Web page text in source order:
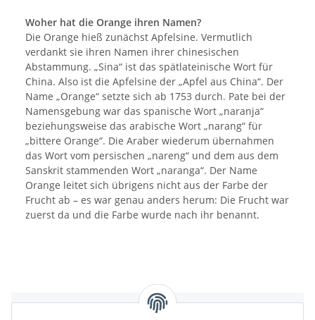
Woher hat die Orange ihren Namen?
Die Orange hieß zunächst Apfelsine. Vermutlich
verdankt sie ihren Namen ihrer chinesischen
Abstammung. „Sina“ ist das spätlateinische Wort für
China. Also ist die Apfelsine der „Apfel aus China“. Der
Name „Orange“ setzte sich ab 1753 durch. Pate bei der
Namensgebung war das spanische Wort „naranja“
beziehungsweise das arabische Wort „narang“ für
„bittere Orange“. Die Araber wiederum übernahmen
das Wort vom persischen „nareng“ und dem aus dem
Sanskrit stammenden Wort „naranga“. Der Name
Orange leitet sich übrigens nicht aus der Farbe der
Frucht ab – es war genau anders herum: Die Frucht war
zuerst da und die Farbe wurde nach ihr benannt.